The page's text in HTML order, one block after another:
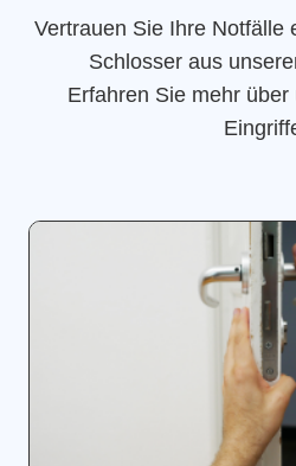
Vertrauen Sie Ihre Notfälle
Schlosser aus
Erfahren Sie mehr